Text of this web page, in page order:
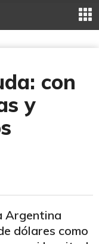
con
y
Argentina
dólares como